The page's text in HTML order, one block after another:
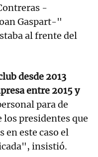
-
Gaspart-"
al frente del
desde 2013
entre 2015 y
para de
presidentes que
en este caso el
insistió.